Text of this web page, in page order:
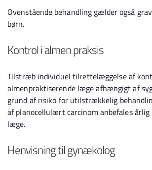
Ovenstående behandling gælder også
børn.
Kontrol i almen praksis
Tilstræb individuel tilrettelæggelse af
almenpraktiserende læge afhængigt af
grund af risiko for utilstrækkelig
af planocellulært carcinom anbefales årlig
læge.
Henvisning til gynækolog